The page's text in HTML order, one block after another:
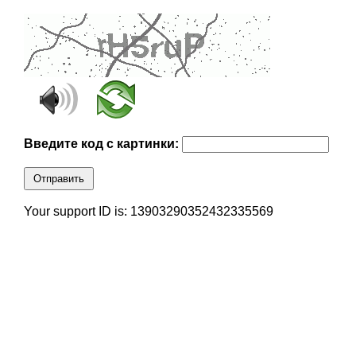
Введите код с картинки:
Отправить
Your support ID is: 13903290352432335569